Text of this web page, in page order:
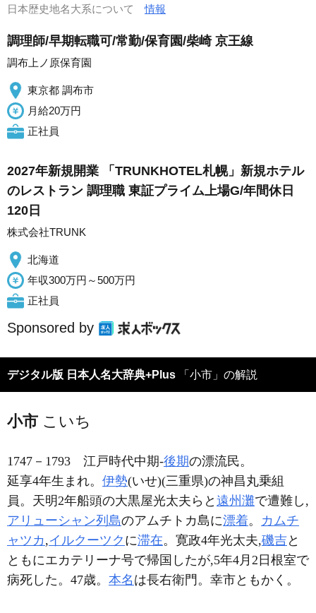
日本歴史地名大系について情報
調理師/早期転職可/常勤/保育園/柴崎 京王線
調布上ノ原保育園
東京都 調布市
月給20万円
正社員
2027年新規開業 「TRUNKHOTEL札幌」新規ホテル
のレストラン 調理職 東証プライム上場G/年間休日
120日
株式会社TRUNK
北海道
年収300万円～500万円
正社員
Sponsored by
デジタル版 日本人名大辞典+Plus 「小市」の解説
小市 こいち
1747－1793 江戸時代中期-後期の漂流民。
延享4年生まれ。 伊勢(いせ)(三重県)の神昌丸乗組
員。天明2年船頭の大黒屋光太夫らと 遠州灘で遭難し,
アリューシャン列島のアムチトカ島に漂着。 カムチ
ャツカ,イルクーツク に滞在。寛政4年光太夫,磯吉と
ともにエカテリーナ号で帰国したが,5年4月2日根室で
病死した。47歳。 本名 は長右衛門。幸市ともかく。